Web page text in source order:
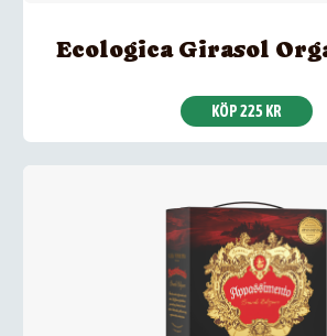
Ecologica Girasol
KÖP 225 KR